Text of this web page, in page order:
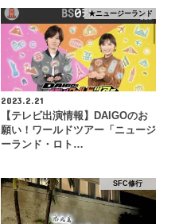
★ニュージーランド
2023.2.21
【テレビ出演情報】DAIGOのお
願い！ワールドツアー「ニュージ
ーランド・ロト…
SFC修行